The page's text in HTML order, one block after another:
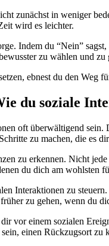
zunächst in weniger
wird es leichter.
Indem du “Nein”
zu wählen und
ebnest du den Weg
du soziale
oft überwältigend
zu machen, die es
zu erkennen. Nicht
du dich am wohlsten
Interaktionen zu
zu gehen, wenn du
vor einem sozialen
einen Rückzugsort zu